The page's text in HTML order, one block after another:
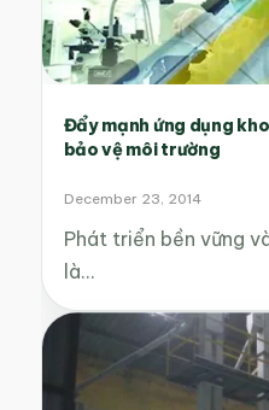
Đẩy mạnh ứng dụng
bảo vệ môi trường
December 23, 2014
Phát triển bền vững
là…